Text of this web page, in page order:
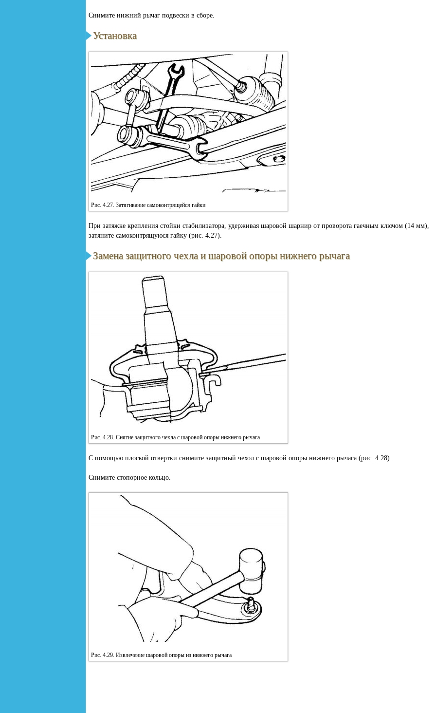
Снимите нижний рычаг подвески в сборе.
Установка
Рис. 4.27. Затягивание самоконтрящейся гайки
При затяжке крепления стойки стабилизатора, удерживая шаровой шарнир от проворота гаечным ключом (14 мм),
затяните самоконтрящуюся гайку (рис. 4.27).
Замена защитного чехла и шаровой опоры нижнего рычага
Рис. 4.28. Снятие защитного чехла с шаровой опоры нижнего рычага
С помощью плоской отвертки снимите защитный чехол с шаровой опоры нижнего рычага (рис. 4.28).
Снимите стопорное кольцо.
Рис. 4.29. Извлечение шаровой опоры из нижнего рычага